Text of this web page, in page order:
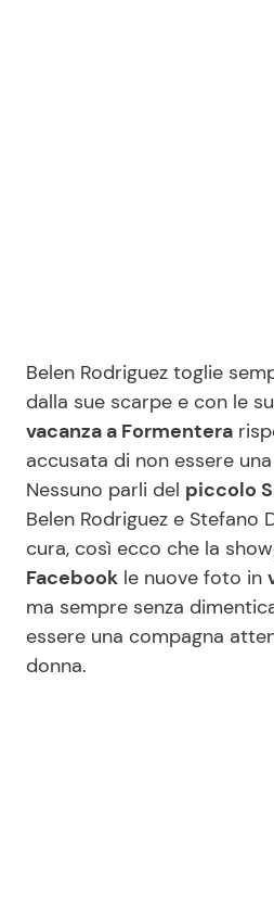
Viaggi e Turismo
Festività
Seguici
Info
Belen Rodriguez toglie
dalla sue scarpe e con le
vacanza a Formentera
accusata di non essere
Nessuno parli del piccolo
Belen Rodriguez e Stefano
cura, così ecco che la
Facebook le nuove foto in
ma sempre senza
essere una compagna
donna.